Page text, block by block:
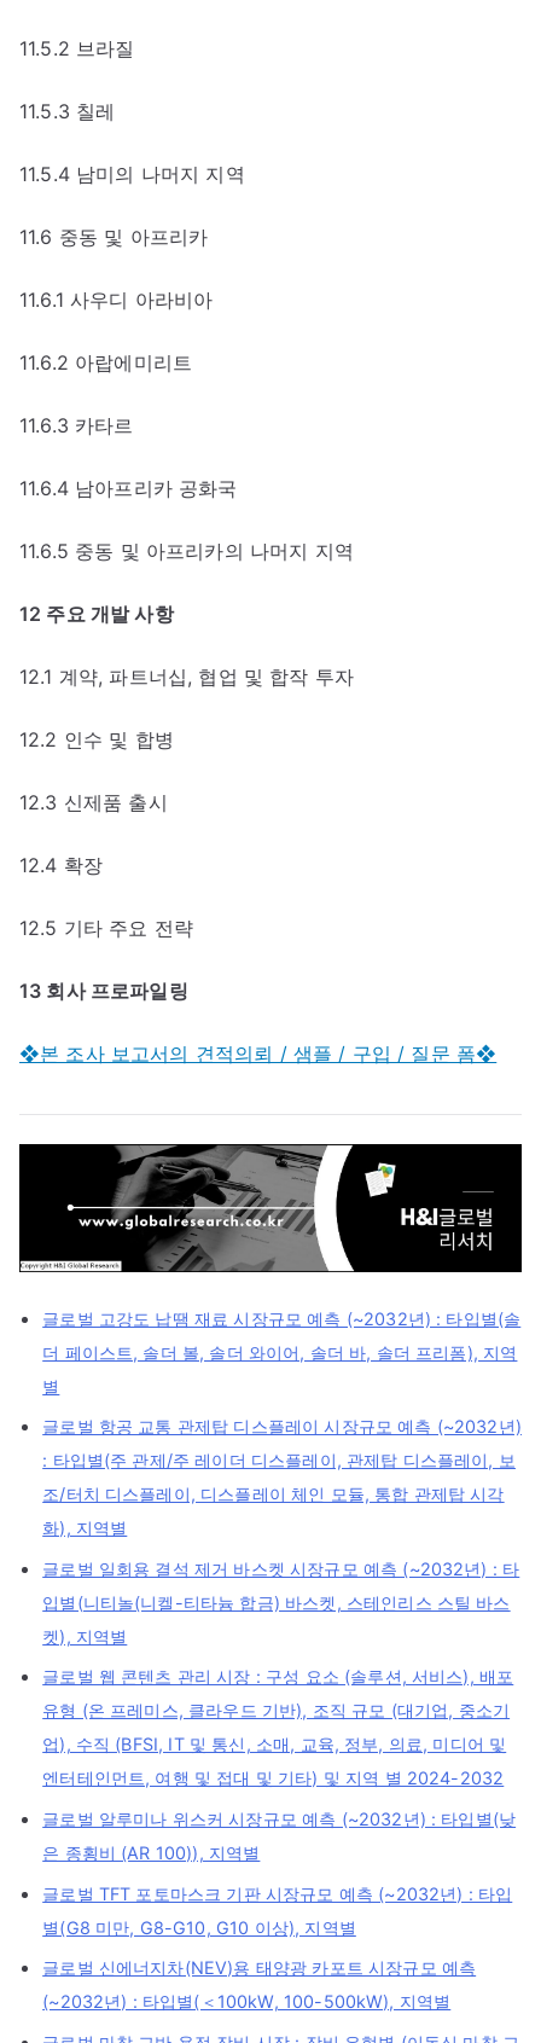
11.5.2 브라질
11.5.3 칠레
11.5.4 남미의 나머지 지역
11.6 중동 및 아프리카
11.6.1 사우디 아라비아
11.6.2 아랍에미리트
11.6.3 카타르
11.6.4 남아프리카 공화국
11.6.5 중동 및 아프리카의 나머지 지역
12 주요 개발 사항
12.1 계약, 파트너십, 협업 및 합작 투자
12.2 인수 및 합병
12.3 신제품 출시
12.4 확장
12.5 기타 주요 전략
13 회사 프로파일링
❖본 조사 보고서의 견적의뢰 / 샘플 / 구입 / 질문 폼❖
글로벌 고강도 납땜 재료 시장규모 예측 (~2032년) : 타입별(솔
더 페이스트, 솔더 볼, 솔더 와이어, 솔더 바, 솔더 프리폼), 지역
별
글로벌 항공 교통 관제탑 디스플레이 시장규모 예측 (~2032년)
: 타입별(주 관제/주 레이더 디스플레이, 관제탑 디스플레이, 보
조/터치 디스플레이, 디스플레이 체인 모듈, 통합 관제탑 시각
화), 지역별
글로벌 일회용 결석 제거 바스켓 시장규모 예측 (~2032년) : 타
입별(니티놀(니켈-티타늄 합금) 바스켓, 스테인리스 스틸 바스
켓), 지역별
글로벌 웹 콘텐츠 관리 시장 : 구성 요소 (솔루션, 서비스), 배포
유형 (온 프레미스, 클라우드 기반), 조직 규모 (대기업, 중소기
업), 수직 (BFSI, IT 및 통신, 소매, 교육, 정부, 의료, 미디어 및
엔터테인먼트, 여행 및 접대 및 기타) 및 지역 별 2024-2032
글로벌 알루미나 위스커 시장규모 예측 (~2032년) : 타입별(낮
은 종횡비 (AR 100)), 지역별
글로벌 TFT 포토마스크 기판 시장규모 예측 (~2032년) : 타입
별(G8 미만, G8-G10, G10 이상), 지역별
글로벌 신에너지차(NEV)용 태양광 카포트 시장규모 예측
(~2032년) : 타입별(＜100kW, 100-500kW), 지역별